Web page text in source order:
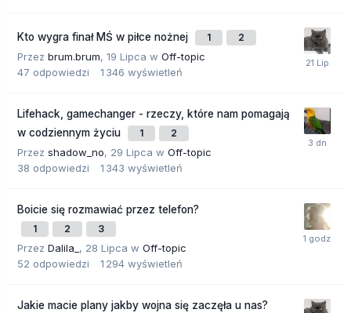
Kto wygra finał MŚ w piłce nożnej 1 2
Przez brum.brum, 19 Lipca w Off-topic
47 odpowiedzi 1 346 wyświetleń
Lifehack, gamechanger - rzeczy, które nam pomagają
w codziennym życiu
1 2
Przez shadow_no, 29 Lipca w Off-topic
38 odpowiedzi 1 343 wyświetleń
Boicie się rozmawiać przez telefon?
1 2 3
Przez Dalila_ , 28 Lipca w Off-topic
52 odpowiedzi 1 294 wyświetleń
Jakie macie plany jakby wojna się zaczęła u nas?